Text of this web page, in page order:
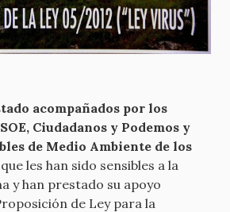
acompañados por los
Ciudadanos y Podemos y
de Medio Ambiente de los
que les han sido sensibles a la
y han prestado su apoyo
de Ley para la